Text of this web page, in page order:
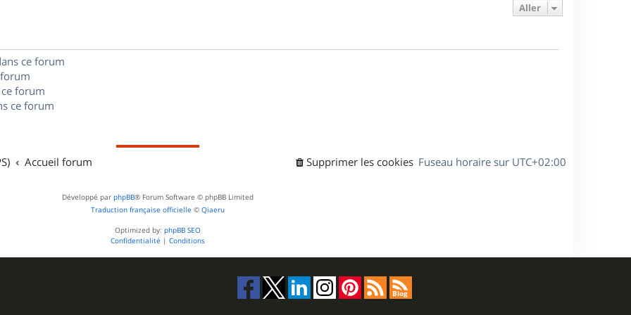
e
Aller
ce forum
forum
ce forum
Accueil forum Fuseau horaire sur UTC+02:00
Supprimer les cookies
Développé par phpBB® Forum Software © phpBB Limited
Traduction française officielle © Qiaeru
Optimized by: phpBB SEO
Confidentialité | Conditions